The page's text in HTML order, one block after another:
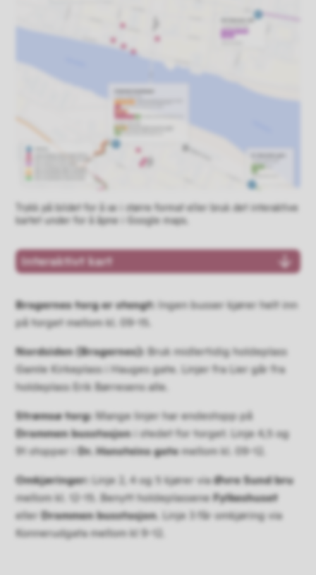
Trykk på bildet for å se i større format eller bruk det interaktive
kartet under for å åpne i Google maps.
Interaktivt kart
Bragernes torg er stengt: Ingen busser kjører helt inn
på torget mellom kl. 09-15.
Nordsiden (Bragernes): Bruk midlertidig holdeplass
Gamle Kirkeplass i Hauges gate. Linjer fra Lier går fra
holdeplass Erik Børresens alle.
Strømsø torg: Mange linjer har endestopp på
Drammen busstasjoni stedet for torget. Linje 4,5 og
91 stopper iDr. Hansteins gatemellom kl. 09-12.
Omkjøringer: Linje 2, 4 og 5 kjører viaØvre Sund bru
mellom kl. 12-15. Benytt holdeplasseneFylkeshuset
eller Drammen busstasjon. Linje 3 får omkjøring via
Konnerudgata mellom kl 9-12.